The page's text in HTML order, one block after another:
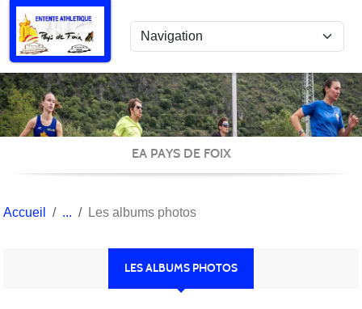
EA PAYS DE FOIX
Accueil Les albums photos
LES ALBUMS PHOTOS
Panneau de gestion des cookies